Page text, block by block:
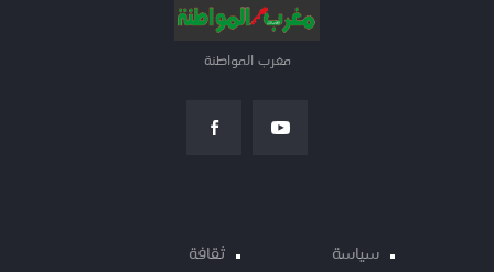
مغرب المواطنة
سياسة
ثقافة